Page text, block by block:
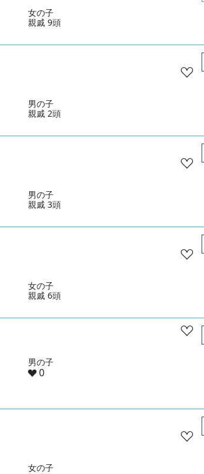
女の子
親戚 9頭
男の子
親戚 2頭
男の子
親戚 3頭
女の子
親戚 6頭
男の子
0
女の子